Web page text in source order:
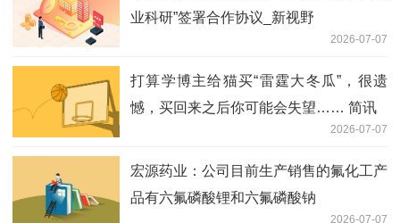
业科研”签署合作协议_新视野
2026-07-07
打算学博主给猫买“雷霆大冬瓜”，很遗
憾，买回来之后你可能会失望…… 简讯
2026-07-07
宏源药业：公司目前生产销售的氟化工产
品有六氟磷酸锂和六氟磷酸钠
2026-07-07